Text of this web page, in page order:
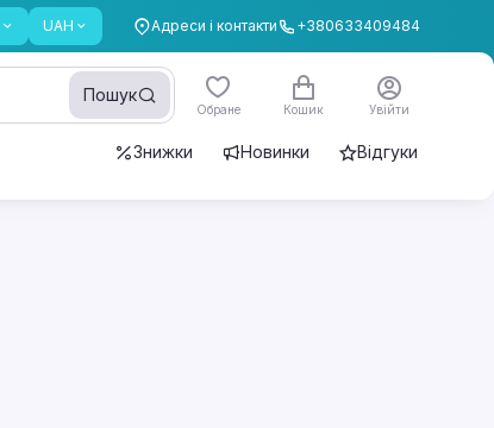
UAH Адреси і контакти +380633409484
Пошук
Обране Кошик Увійти
Знижки Новинки Відгуки